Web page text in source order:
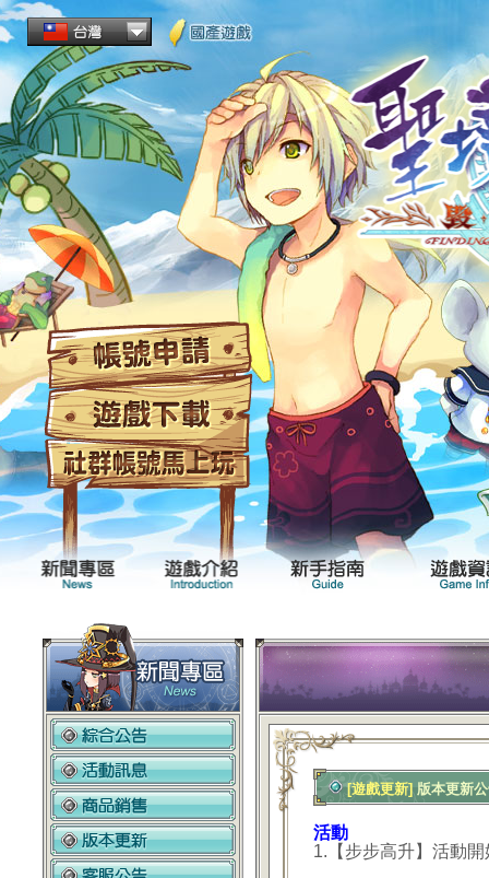
新聞專區 遊戲介紹
帳
遊
社
[遊戲更新] 版本更新
活動
1. 【步步高升】活動